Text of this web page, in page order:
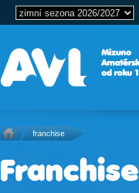
franchise
Franchise